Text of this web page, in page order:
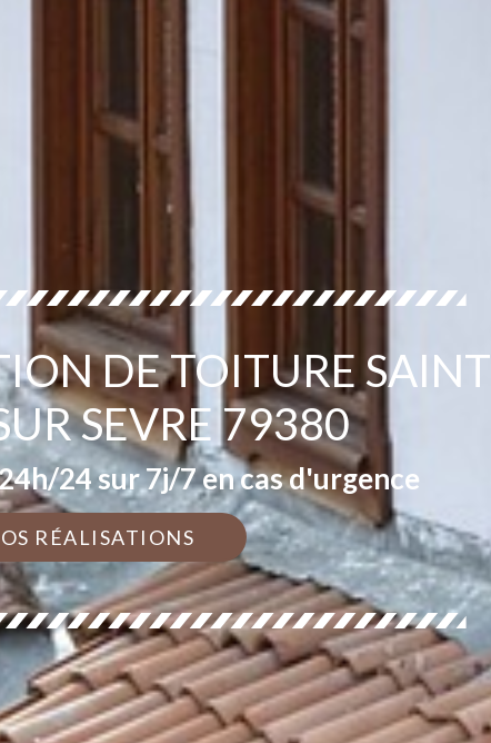
DE TOITURE SAINT
SEVRE 79380
24 sur 7j/7 en cas d'urgence
RÉALISATIONS